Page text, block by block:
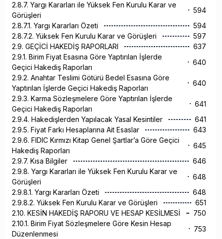
2.8.7. Yargı Kararları ile Yüksek Fen Kurulu Karar ve
Görüşleri
594
2.8.7.1. Yargı Kararları Özeti
594
2.8.7.2. Yüksek Fen Kurulu Karar ve Görüşleri
597
2.9. GEÇİCİ HAKEDİŞ RAPORLARI
637
2.9.1. Birim Fiyat Esasına Göre Yaptırılan İşlerde
Geçici Hakediş Raporları
640
2.9.2. Anahtar Teslimi Götürü Bedel Esasına Göre
Yaptırılan İşlerde Geçici Hakediş Raporları
640
2.9.3. Karma Sözleşmelere Göre Yaptırılan İşlerde
Geçici Hakediş Raporları
641
2.9.4. Hakedişlerden Yapılacak Yasal Kesintiler
641
2.9.5. Fiyat Farkı Hesaplarına Ait Esaslar
643
2.9.6. FIDIC Kırmızı Kitap Genel Şartlar’a Göre Geçici
Hakediş Raporları
645
2.9.7. Kısa Bilgiler
646
2.9.8. Yargı Kararları ile Yüksek Fen Kurulu Karar ve
Görüşleri
648
2.9.8.1. Yargı Kararları Özeti
648
2.9.8.2. Yüksek Fen Kurulu Karar ve Görüşleri
651
2.10. KESİN HAKEDİŞ RAPORU VE HESAP KESİLMESİ
750
2.10.1. Birim Fiyat Sözleşmelere Göre Kesin Hesap
Düzenlenmesi
753